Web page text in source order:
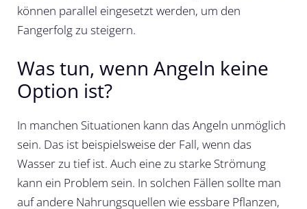
können parallel eingesetzt werden, um den
Fangerfolg zu steigern.
Was tun, wenn Angeln keine
Option ist?
In manchen Situationen kann das Angeln unmöglich
sein. Das ist beispielsweise der Fall, wenn das
Wasser zu tief ist. Auch eine zu starke Strömung
kann ein Problem sein. In solchen Fällen sollte man
auf andere Nahrungsquellen wie essbare Pflanzen,